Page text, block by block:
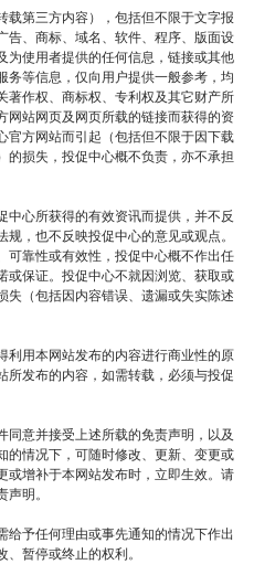
载第三方内容），包括但不限于文字报
告、商标、域名、软件、程序、版面设
为使用者提供的任何信息，链接或其他
务等信息，仅向用户提供一般参考，均
著作权、商标权、专利权及其它财产所
网站网页及网页所载的链接而获得的资
官方网站而引起（包括但不限于因下载
的损失，投促中心概不负责，亦不承担
中心所获得的有效资讯而提供，并不反
，也不反映投促中心的意见或观点。
可靠性或有效性，投促中心概不作出任
或保证。投促中心不就因浏览、获取或
失（包括因内容错误、遗漏或失实陈述
利用本网站发布的内容进行商业性的原
所发布的内容，如需转载，必须与投促
同意并接受上述所载的免责声明，以及
的情况下，可随时修改、更新、变更或
或增补于本网站发布时，立即生效。请
明。
给予任何理由或事先通知的情况下作出
暂停或终止的权利。